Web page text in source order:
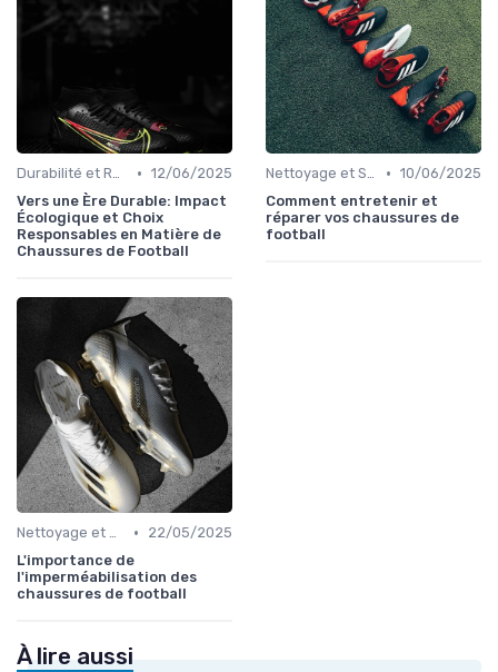
Durabilité et Responsabilité Écologique • 12/06/2025
Vers une Ère Durable: Impact
Écologique et Choix
Responsables en Matière de
Chaussures de Football
Nettoyage et Soins • 10/06/2025
Comment entretenir et
réparer vos chaussures de
football
Nettoyage et Soins •
22/05/2025
L'importance de
l'imperméabilisation des
chaussures de football
À lire aussi